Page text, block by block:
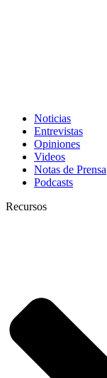
Noticias
Entrevistas
Opiniones
Videos
Notas de Prensa
Podcasts
Recursos